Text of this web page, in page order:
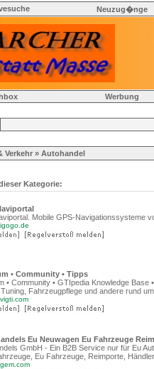
Neuzug�nge
Werbung
Verkehr » Autohandel
Kategorie:
Mobile GPS-Navigationssysteme
• Community • Tipps
• Community • GTIpedia Knowledge Base
Fahrzeugpflege und andere rund
Eu Neuwagen Eu Fahrzeuge
GmbH - Ein B2B Service nur für Eu
Eu Fahrzeuge, Reimporte,